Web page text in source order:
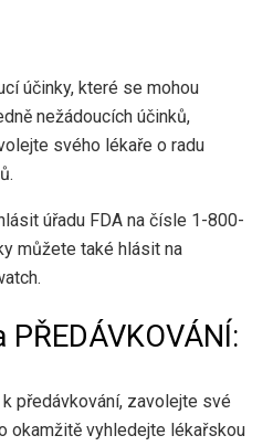
účinky, které se mohou
nežádoucích účinků,
svého lékaře o radu
úřadu FDA na čísle 1-800-
můžete také hlásit na
předávkování, zavolejte své
okamžitě vyhledejte lékařskou